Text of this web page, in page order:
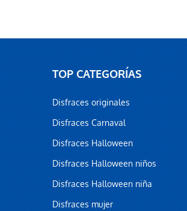
TOP CATEGORÍAS
Disfraces originales
Disfraces Carnaval
Disfraces Halloween
Disfraces Halloween niños
Disfraces Halloween niña
Disfraces mujer